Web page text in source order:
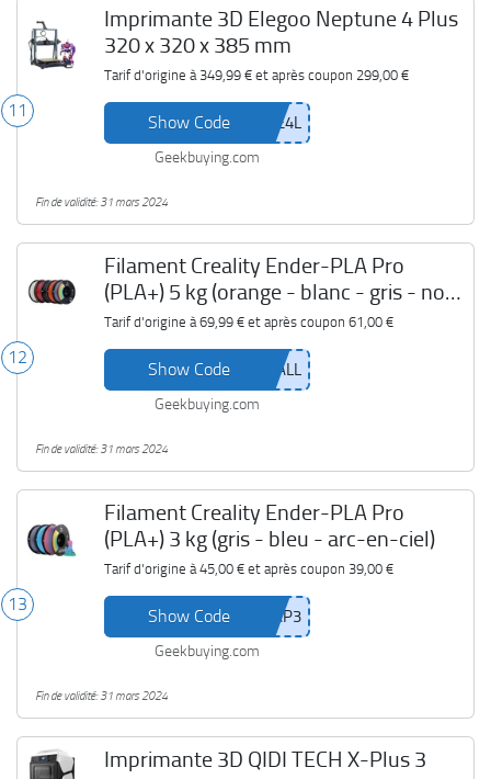
11
Imprimante 3D Elegoo Neptune 4 Plus
320 x 320 x 385 mm
Tarif d'origine à 349,99 €et après coupon 299,00 €
Show Code
Geekbuying.com
Fin de validité: 31 mars 2024
12
Filament Creality Ender-PLA Pro
(PLA+) 5 kg (orange - blanc - gris - noir
- rouge)
Tarif d'origine à69,99 €et après coupon 61,00 €
Show Code
Geekbuying.com
Fin de validité: 31 mars 2024
13
Filament Creality Ender-PLA Pro
(PLA+) 3 kg (gris - bleu - arc-en-ciel)
Tarif d'origine à45,00 €et après coupon 39,00 €
Show Code
Geekbuying.com
Fin de validité: 31 mars 2024
Imprimante 3D QIDI TECH X-Plus 3